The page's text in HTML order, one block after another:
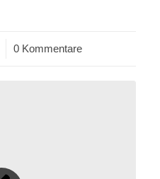
0 Kommentare